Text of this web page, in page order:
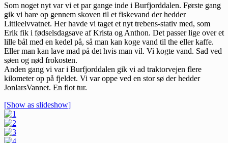
Som noget nyt var vi et par gange inde i Burfjorddalen. Første gang
gik vi bare op gennem skoven til et fiskevand der hedder
Littleelvvatnet. Her havde vi taget et nyt trebens-stativ med, som
Erik fik i fødselsdagsave af Krista og Anthon. Det passer lige over et
lille bål med en kedel på, så man kan koge vand til the eller kaffe.
Eller man kan lave mad på det hvis man vil. Vi kogte vand. Sad ved
søen og nød frokosten.
Anden gang vi var i Burfjorddalen gik vi ad traktorvejen flere
kilometer op på fjeldet. Vi var oppe ved en stor sø der hedder
JonlarsVannet. En flot tur.
[Show as slideshow]